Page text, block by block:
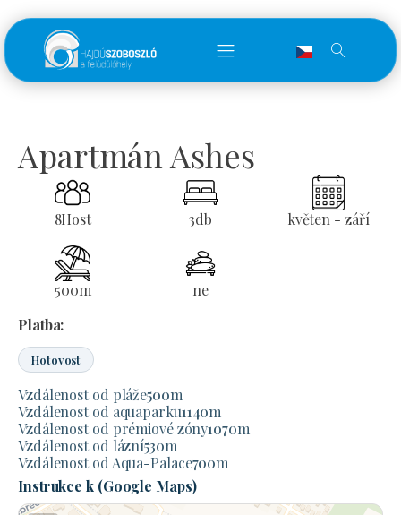
Apartmán Ashes
8Host 3db květen - září
500m
ne
Platba:
Hotovost
Vzdálenost od pláže500m
Vzdálenost od aquaparku1140m
Vzdálenost od prémiové zóny1070m
Vzdálenost od lázní530m
Vzdálenost od Aqua-Palace700m
Instrukce k (Google Maps)